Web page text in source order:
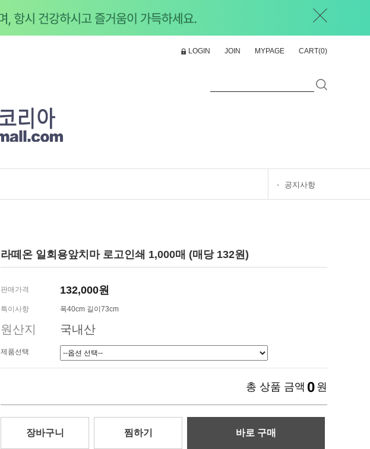
LOGIN JOIN MYPAGE CART(0)
공지사항
라떼온 일회용앞치마 로고인쇄 1,000매 (매당 132원)
판매가격 132,000원
특이사항 폭40cm 길이73cm
원산지 국내산
제품선택
총 상품 금액 0 원
장바구니 찜하기 바로 구매